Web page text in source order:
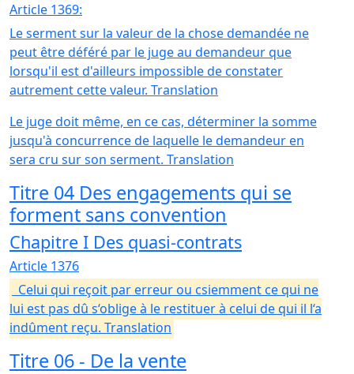
Article 1369:
Le serment sur la valeur de la chose demandée ne
peut être déféré par le juge au demandeur que
lorsqu'il est d'ailleurs impossible de constater
autrement cette valeur. Translation
Le juge doit même, en ce cas, déterminer la somme
jusqu'à concurrence de laquelle le demandeur en
sera cru sur son serment. Translation
Titre 04 Des engagements qui se
forment sans convention
Chapitre I Des quasi-contrats
Article 1376
Celui qui reçoit par erreur ou csiemment ce qui ne
lui est pas dû s‘oblige à le restituer à celui de qui il l‘a
indûment reçu. Translation
Titre 06 - De la vente